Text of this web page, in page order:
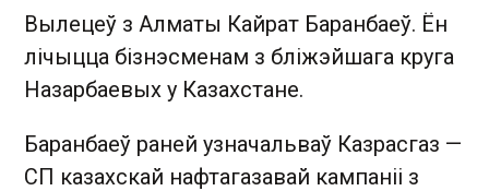
Вылецеў з Алматы Кайрат Баранбаеў. Ён
лічыцца бізнэсменам з бліжэйшага круга
Назарбаевых у Казахстане.
Баранбаеў раней узначальваў Казрасгаз —
СП казахскай нафтагазавай кампаніі з